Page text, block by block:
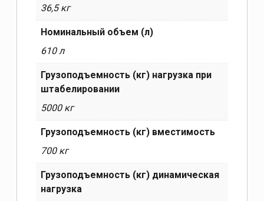
36,5 кг
Номинальный объем (л)
610 л
Грузоподъемность (кг) нагрузка при
штабелировании
5000 кг
Грузоподъемность (кг) вместимость
700 кг
Грузоподъемность (кг) динамическая
нагрузка